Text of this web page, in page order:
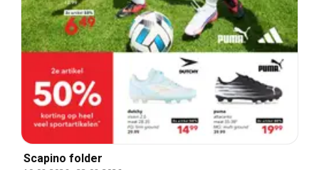
Scapino folder